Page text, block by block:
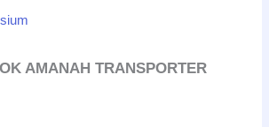
AMANAH TRANSPORTER